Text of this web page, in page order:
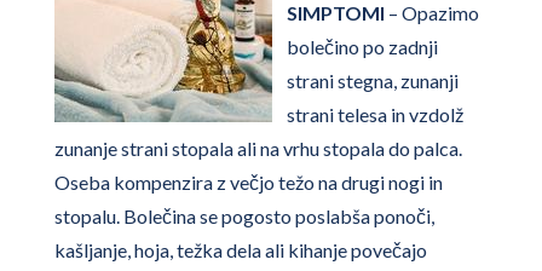
SIMPTOMI – Opazimo
bolečino po zadnji
strani stegna, zunanji
strani telesa in vzdolž
zunanje strani stopala ali na vrhu stopala do palca.
Oseba kompenzira z večjo težo na drugi nogi in
stopalu. Bolečina se pogosto poslabša ponoči,
kašljanje, hoja, težka dela ali kihanje povečajo